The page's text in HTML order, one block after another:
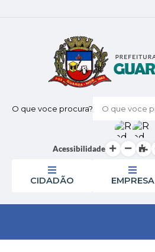
O que voce procura?
Acessibilidade
CIDADÃO EMPRESA